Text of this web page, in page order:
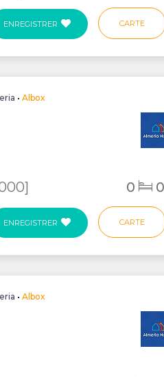
ENREGISTRER CARTE
•Albox
0 0
ENREGISTRER CARTE
•Albox